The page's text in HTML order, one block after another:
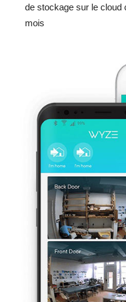
de stockage sur le cloud
mois